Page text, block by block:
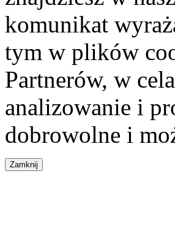
komunikat
tym w plików
Partnerów, w
analizowanie i
dobrowolne i